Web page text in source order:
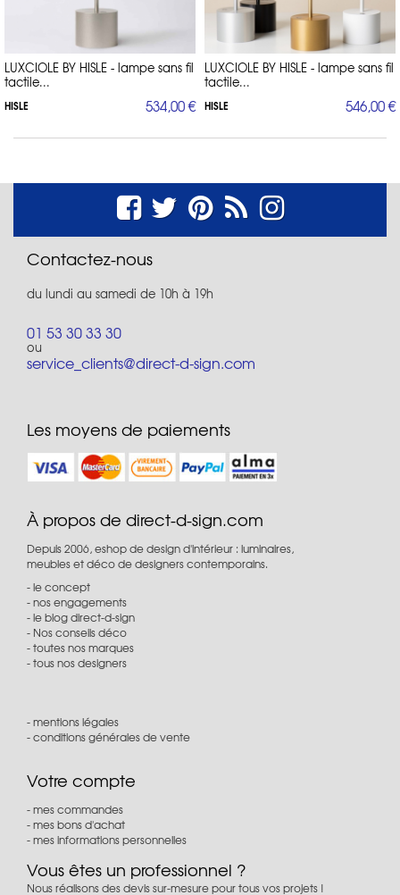
LUXCIOLE BY HISLE - lampe sans fil
tactile...
HISLE 534,00 €
LUXCIOLE BY HISLE - lampe sans fil
tactile...
HISLE 546,00 €
Contactez-nous
du lundi au samedi de 10h à 19h
01 53 30 33 30
ou
service_clients@direct-d-sign.com
Les moyens de paiements
À propos de direct-d-sign.com
Depuis 2006, eshop de design d'intérieur : luminaires,
meubles et déco de designers contemporains.
le concept
nos engagements
le blog direct-d-sign
Nos conseils déco
toutes nos marques
tous nos designers
mentions légales
conditions générales de vente
Votre compte
mes commandes
mes bons d'achat
mes informations personnelles
Vous êtes un professionnel ?
Nous réalisons des devis sur-mesure pour tous vos projets !